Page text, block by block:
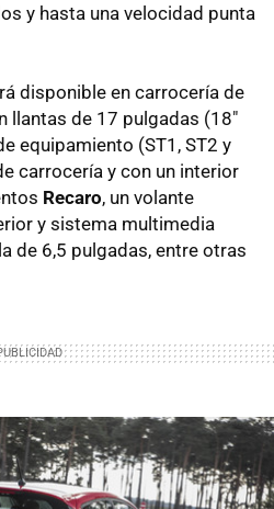
y hasta una velocidad punta
disponible en carrocería de
llantas de 17 pulgadas (18"
equipamiento (ST1, ST2 y
carrocería y con un interior
Recaro, un volante
y sistema multimedia
de 6,5 pulgadas, entre otras